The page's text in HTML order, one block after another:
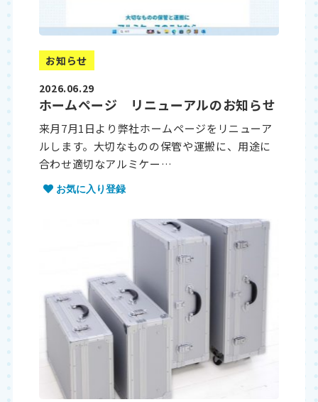
お知らせ
2026.06.29
ホームページ リニューアルのお知らせ
来月7月1日より弊社ホームページをリニューア
ルします。大切なものの保管や運搬に、用途に
合わせ適切なアルミケー…
お気に入り登録